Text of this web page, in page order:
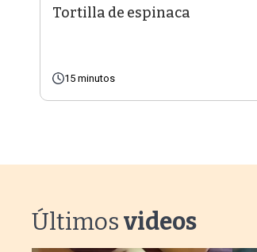
Tortilla de espinaca
15 minutos
Últimosvideos